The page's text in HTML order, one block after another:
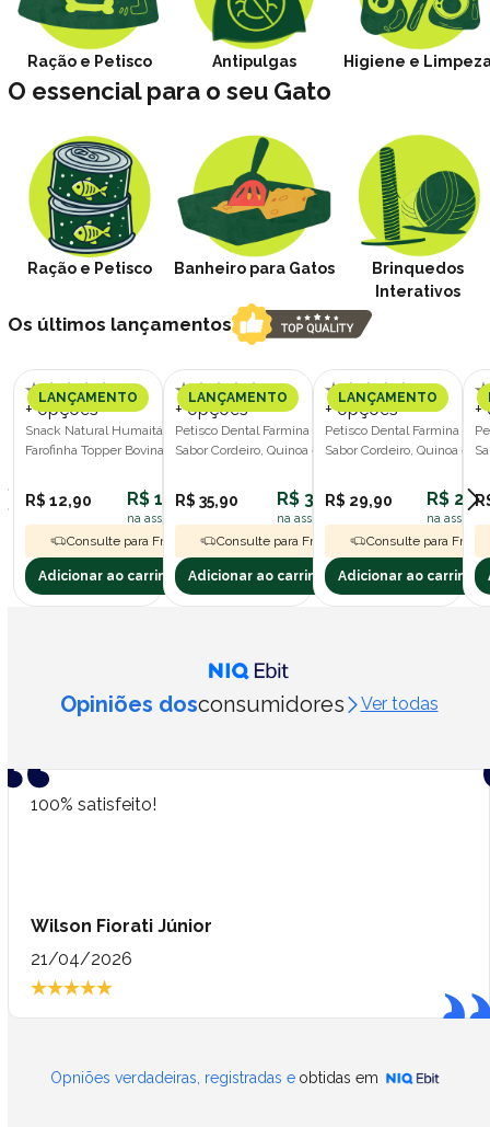
Ração e Petisco Antipulgas Higiene e
O essencial para o seu Gato
Ração e Petisco Banheiro para Gatos
Brinquedos
Interativos
Os últimos lançamentos
+ opções
Snack Natural Humaitá Pet Treats
Farofinha Topper Bovina 80g para
R$ 12,90 R$ 11,61
na assinatura polipet
Consulte para Frete Grátis
Adicionar ao carrinho
LANÇAMENTO
+ opções
Petisco Dental Farmina N&D Quinoa
Sabor Cordeiro, Quinoa e Hortelã
R$ 35,90 R$ 32,31
na assinatura polipet
Consulte para Frete Grátis
Adicionar ao carrinho
LANÇAMENTO
+ opções
Petisco Dental Farmina
Sabor Cordeiro, Quinoa e
R$ 29,90 R$
na
Consulte para Frete
Adicionar ao carrinho
LANÇAMENTO
+
Opiniões dosconsumidores Ver todas
100% satisfeito!
Wilson Fiorati Júnior
21/04/2026
Opniões verdadeiras, registradas e obtidas em